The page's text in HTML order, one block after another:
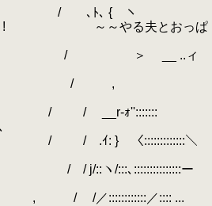
{ ヽ
～やる夫とおっぱ
__ ..ィ
,
ｫ'':::::::
:::::::::::::＼
､:::::::::::::::ー
／:::: ...